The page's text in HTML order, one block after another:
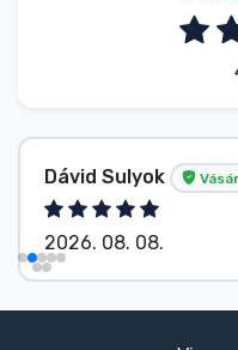
Dávid Sulyok
2026. 08. 08.